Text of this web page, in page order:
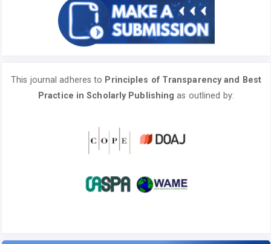
This journal adheres to Principles of Transparency and Best
Practice in Scholarly Publishing as outlined by: